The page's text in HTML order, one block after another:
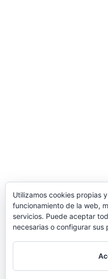
Utilizamos cookies propias
funcionamiento de la web,
servicios. Puede aceptar
necesarias o configurar sus